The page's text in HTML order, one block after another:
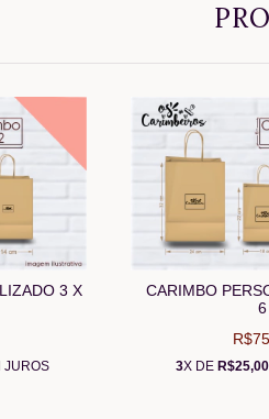
3 X
CARIMBO
6
3X DE R$25,00